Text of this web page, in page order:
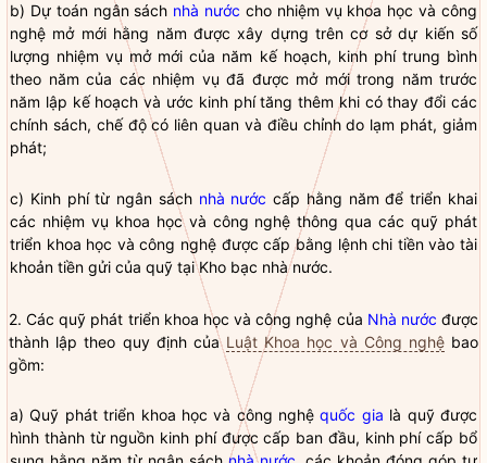
b) Dự toán ngân sách nhà nước cho nhiệm vụ khoa học và công
nghệ mở mới hằng năm được xây dựng trên cơ sở dự kiến số
lượng nhiệm vụ mở mới của năm kế hoạch, kinh phí trung bình
theo năm của các nhiệm vụ đã được mở mới trong năm trước
năm lập kế hoạch và ước kinh phí tăng thêm khi có thay đổi các
chính sách, chế độ có liên quan và điều chỉnh do lạm phát, giảm
phát;
c) Kinh phí từ ngân sách nhà nước cấp hằng năm để triển khai
các nhiệm vụ khoa học và công nghệ thông qua các quỹ phát
triển khoa học và công nghệ được cấp bằng lệnh chi tiền vào tài
khoản tiền gửi của quỹ tại Kho bạc nhà nước.
2. Các quỹ phát triển khoa học và công nghệ của Nhà nước được
thành lập theo quy định của Luật Khoa học và Công nghệbao
gồm:
a) Quỹ phát triển khoa học và công nghệquốc gia là quỹ được
hình thành từ nguồn kinh phí được cấp ban đầu, kinh phí cấp bổ